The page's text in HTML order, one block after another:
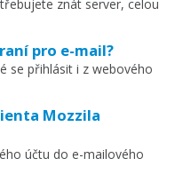
znát server, celou
pro e-mail?
se přihlásit i z webového
Mozzila
účtu do e-mailového